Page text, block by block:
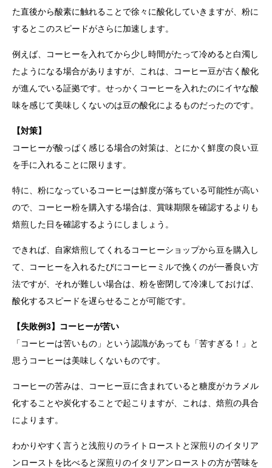
た直後から酸素に触れることで徐々に酸化していきますが、粉に
するとこのスピードがさらに加速します。
例えば、コーヒーを入れてから少し時間がたって冷めると白濁し
たようになる場合がありますが、これは、コーヒー豆が古く酸化
が進んでいる証拠です。せっかくコーヒーを入れたのにイヤな酸
味を感じて美味しくないのは豆の酸化によるものだったのです。
【対策】
コーヒーが酸っぱく感じる場合の対策は、とにかく鮮度の良い豆
を手に入れることに限ります。
特に、粉になっているコーヒーは鮮度が落ちている可能性が高い
ので、コーヒー粉を購入する場合は、賞味期限を確認するよりも
焙煎した日を確認するようにしましょう。
できれば、自家焙煎してくれるコーヒーショップから豆を購入し
て、コーヒーを入れるたびにコーヒーミルで挽くのが一番良い方
法ですが、それが難しい場合は、粉を密閉して冷凍しておけば、
酸化するスピードを遅らせることが可能です。
【失敗例3】コーヒーが苦い
「コーヒーは苦いもの」という認識があっても「苦すぎる！」と
思うコーヒーは美味しくないものです。
コーヒーの苦みは、コーヒー豆に含まれていると糖度がカラメル
化することや炭化することで起こりますが、これは、焙煎の具合
によります。
わかりやすく言うと浅煎りのライトローストと深煎りのイタリア
ンローストを比べると深煎りのイタリアンローストの方が苦味を